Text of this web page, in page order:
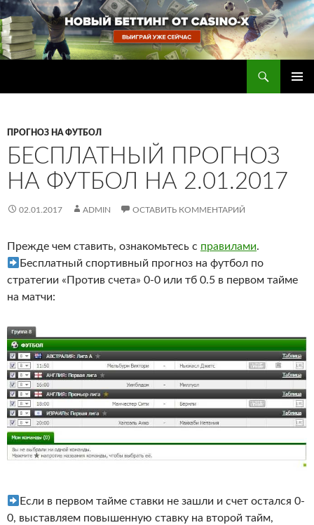
Перейти
к
содержимому
ПРОГНОЗ НА ФУТБОЛ
БЕСПЛАТНЫЙ ПРОГНОЗ
НА ФУТБОЛ НА 2.01.2017
02.01.2017 ADMIN ОСТАВИТЬ КОММЕНТАРИЙ
Прежде чем ставить, ознакомьтесь с правилами.
Бесплатный спортивный прогноз на футбол по
стратегии «Против счета» 0-0 или тб 0.5 в первом тайме
на матчи:
Если в первом тайме ставки не зашли и счет остался 0-
0, выставляем повышенную ставку на второй тайм,